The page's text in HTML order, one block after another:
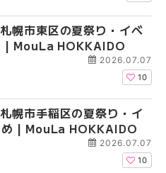
幌市東区の夏祭り・イベ
| MouLa HOKKAIDO
2026.07.07
10
幌市手稲区の夏祭り・イ
め | MouLa HOKKAIDO
2026.07.07
10
2026年夏 札幌市手稲
ベントまとめ |
2026年夏 札幌市中央
ベントまとめ |
2026年夏 札幌市豊平
ベントまとめ |
2026年夏 札幌市東区
ントまとめ | MouLa